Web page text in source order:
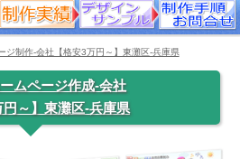
ジ制作-会社【格安3万円～】東灘区-兵庫県
ムページ作成-会社
円～】東灘区-兵庫県